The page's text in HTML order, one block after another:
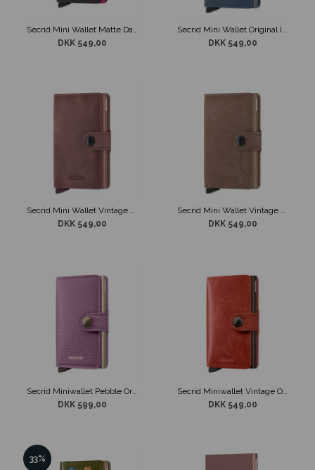
Secrid Mini Wallet Matte Dark Purple & Fuchsia
DKK 549,00
Secrid Mini Wallet Original Ice Blue
DKK 549,00
Secrid Mini Wallet Vintage Mauve
DKK 549,00
Secrid Mini Wallet Vintage Taupe
DKK 549,00
Secrid Miniwallet Pebble Orchid
DKK 599,00
Secrid Miniwallet Vintage Orange
DKK 549,00
33%